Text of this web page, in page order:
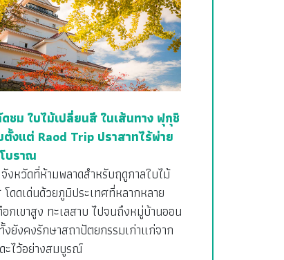
ชม ใบไม้เปลี่ยนสี ในเส้นทาง ฟุกุชิ
งแต่ Raod Trip ปราสาทไร้พ่าย
บราณ
งหวัดที่ห้ามพลาดสำหรับฤดูกาลใบไม้
โดดเด่นด้วยภูมิประเทศที่หลากหลาย
กเขาสูง ทะเลสาบ ไปจนถึงหมู่บ้านออน
งยังคงรักษาสถาปัตยกรรมเก่าแก่จาก
ะไว้อย่างสมบูรณ์